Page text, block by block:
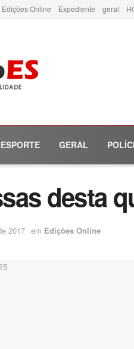
Edições Online Expediente geral
ESPORTE GERAL
desta
2017 em Edições Online